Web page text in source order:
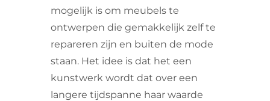
mogelijk is om meubels te
ontwerpen die gemakkelijk zelf te
repareren zijn en buiten de mode
staan. Het idee is dat het een
kunstwerk wordt dat over een
langere tijdspanne haar waarde